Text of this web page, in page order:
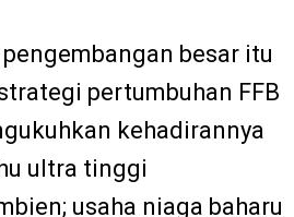
besar itu
pertumbuhan FFB
kehadirannya
ultra tinggi
usaha niaga baharu